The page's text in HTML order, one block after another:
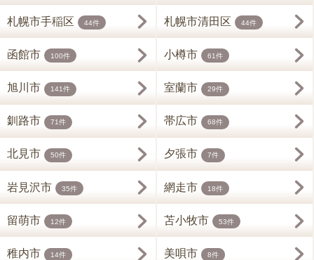
札幌市手稲区 44件 札幌市清田区 44件
函館市 100件 小樽市 61件
旭川市 141件 室蘭市 29件
釧路市 71件 帯広市 68件
北見市 50件 夕張市 7件
岩見沢市 35件 網走市 18件
留萌市 12件 苫小牧市 53件
稚内市 14件 美唄市 8件